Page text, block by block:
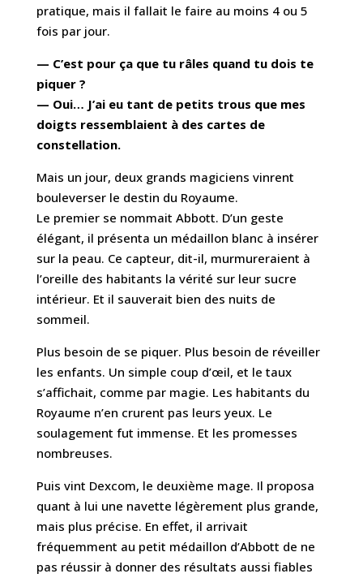
pratique, mais il fallait le faire au moins 4 ou 5
fois par jour.
— C’est pour ça que tu râles quand tu dois te
piquer ?
— Oui… J’ai eu tant de petits trous que mes
doigts ressemblaient à des cartes de
constellation.
Mais un jour, deux grands magiciens vinrent
bouleverser le destin du Royaume.
Le premier se nommait Abbott. D’un geste
élégant, il présenta un médaillon blanc à insérer
sur la peau. Ce capteur, dit-il, murmureraient à
l’oreille des habitants la vérité sur leur sucre
intérieur. Et il sauverait bien des nuits de
sommeil.
Plus besoin de se piquer. Plus besoin de réveiller
les enfants. Un simple coup d’œil, et le taux
s’affichait, comme par magie. Les habitants du
Royaume n’en crurent pas leurs yeux. Le
soulagement fut immense. Et les promesses
nombreuses.
Puis vint Dexcom, le deuxième mage. Il proposa
quant à lui une navette légèrement plus grande,
mais plus précise. En effet, il arrivait
fréquemment au petit médaillon d’Abbott de ne
pas réussir à donner des résultats aussi fiables